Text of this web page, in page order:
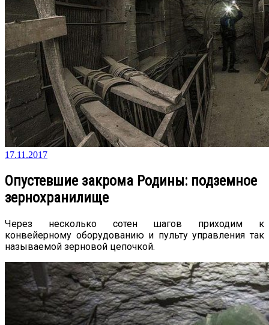
17.11.2017
Опустевшие закрома Родины: подземное
зернохранилище
Через несколько сотен шагов приходим к
конвейерному оборудованию и пульту управления так
называемой зерновой цепочкой.